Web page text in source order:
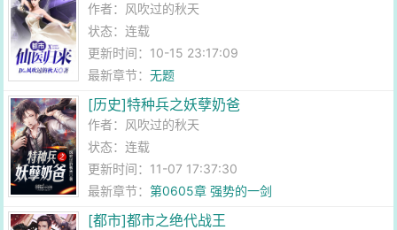
作者： 风吹过的秋天
状态：连载
更新时间：10-15 23:17:09
最新章节：无题
[历史]特种兵之妖孽奶爸
作者： 风吹过的秋天
状态：连载
更新时间：11-07 17:37:30
最新章节：第0605章 强势的一剑
[都市]都市之绝代战王